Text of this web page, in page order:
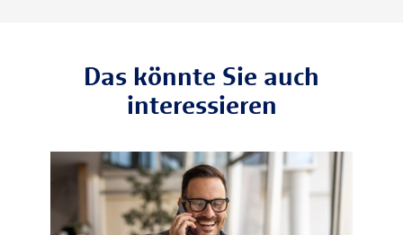
Das könnte Sie auch
interessieren